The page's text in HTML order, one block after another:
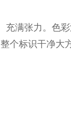
充满张力。色
标识干净大